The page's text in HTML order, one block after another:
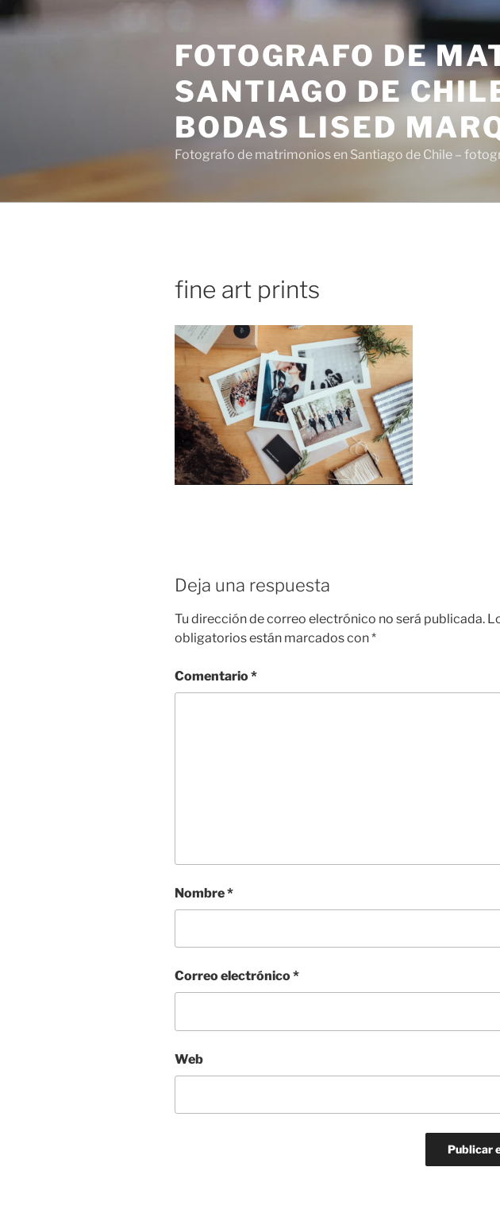
al
FOTOGRAFO DE
SANTIAGO DE
BODAS LISED
Fotografo de matrimonios en Santiago de Chile –
fine art prints
Deja una respuesta
Tu dirección de correo electrónico no será publicada.
obligatorios están marcados con*
Comentario*
Nombre*
Correo electrónico*
Web